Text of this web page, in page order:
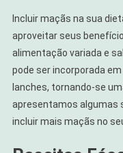
Incluir maçãs na sua
aproveitar seus
alimentação variada e
pode ser incorporada
lanches, tornando-se
apresentamos algumas
incluir mais maçãs no